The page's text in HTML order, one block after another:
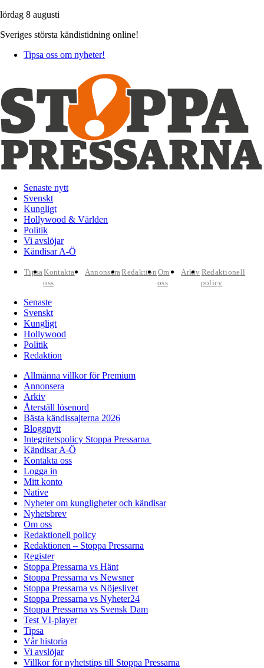
lördag 8 augusti
Sveriges största kändistidning online!
Tipsa oss om nyheter!
Senaste nytt
Svenskt
Kungligt
Hollywood & Världen
Politik
Vi avslöjar
Kändisar A-Ö
TipsaKontakta
oss
AnnonseraRedaktion Om
oss
Arkiv Redaktionell
policy
Senaste
Svenskt
Kungligt
Hollywood
Politik
Redaktion
Allmänna villkor för Premium
Annonsera
Arkiv
Återställ lösenord
Bästa kändissajterna 2026
Bloggnytt
Integritetspolicy Stoppa Pressarna
Kändisar A-Ö
Kontakta oss
Logga in
Mitt konto
Native
Nyheter om kungligheter och kändisar
Nyhetsbrev
Om oss
Redaktionell policy
Redaktionen – Stoppa Pressarna
Register
Stoppa Pressarna vs Hänt
Stoppa Pressarna vs Newsner
Stoppa Pressarna vs Nöjeslivet
Stoppa Pressarna vs Nyheter24
Stoppa Pressarna vs Svensk Dam
Test VI-player
Tipsa
Vår historia
Vi avslöjar
Villkor för nyhetstips till Stoppa Pressarna